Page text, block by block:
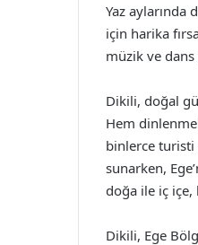
Yaz
için harika
müzik ve
Dikili, doğal
Hem
binlerce turisti
sunarken,
doğa ile iç içe,
Dikili, Ege